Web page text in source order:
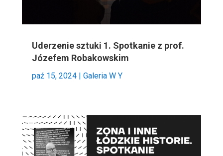
Uderzenie sztuki 1. Spotkanie z prof.
Józefem Robakowskim
paź 15, 2024| Galeria W Y